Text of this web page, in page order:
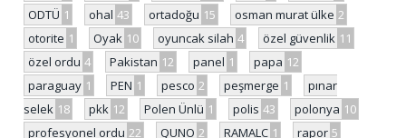
ODTÜ 1 ohal 43 ortadoğu 15 osman murat ülke 2
otorite 1 Oyak 10 oyuncak silah 4 özel güvenlik 11
özel ordu 4 Pakistan 12 panel 1 papa 12
paraguay 1 PEN 1 pesco 2 peşmerge 1
pınar
selek 18 pkk 12 Polen Ünlü 1 polis 43 polonya 10
profesyonel ordu 22 QUNO 2 RAMALC 1 rapor 5